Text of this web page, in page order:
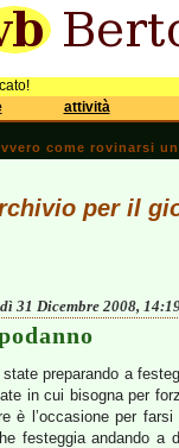
attività
come rovinarsi
per il
31 Dicembre 2008,
preparando a
in cui bisogna per
è l’occasione per
festeggia andando a